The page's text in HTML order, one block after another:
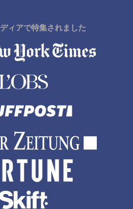
ィアで特集されました